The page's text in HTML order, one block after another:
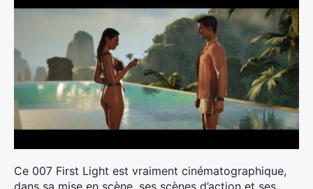
Ce 007 First Light est vraiment cinématographique,